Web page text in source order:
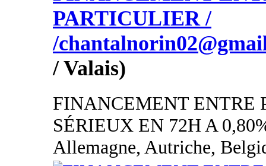
PARTICULIER /
/
/ Valais)
FINANCEMENT ENTRE
SÉRIEUX EN 72H A
Allemagne, Autriche,